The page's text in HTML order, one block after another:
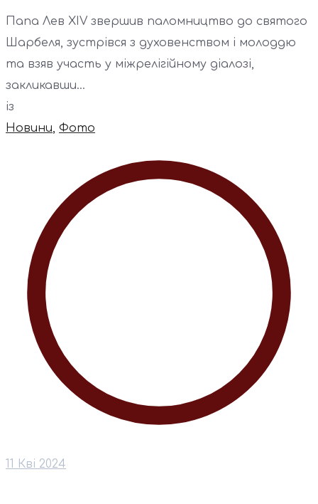
Папа Лев XIV звершив паломництво до святого
Шарбеля, зустрівся з духовенством і молоддю
та взяв участь у міжрелігійному діалозі,
закликавши...
із
Новини, Фото
11 Кві 2024